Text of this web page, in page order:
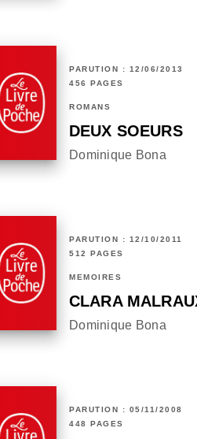
PARUTION : 12/06/2013
456 PAGES
ROMANS
DEUX SOEURS
Dominique Bona
PARUTION : 12/10/2011
512 PAGES
MÉMOIRES
CLARA
Dominique Bona
PARUTION : 05/11/2008
448 PAGES